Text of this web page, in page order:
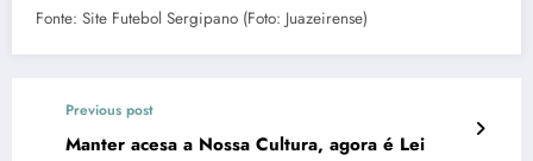
Fonte: Site Futebol Sergipano (Foto: Juazeirense)
Previous post
Manter acesa a Nossa Cultura, agora é Lei